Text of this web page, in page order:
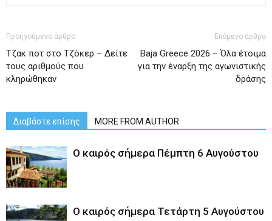
Προηγούμενο άρθρο
Tζακ ποτ στο Τζόκερ – Δείτε
τους αριθμούς που
κληρώθηκαν
Επόμενο άρθρο
Baja Greece 2026 – Όλα έτοιμα
για την έναρξη της αγωνιστικής
δράσης
Διαβάστε επίσης MORE FROM AUTHOR
Ο καιρός σήμερα Πέμπτη 6 Αυγούστου
Ο καιρός σήμερα Τετάρτη 5 Αυγούστου